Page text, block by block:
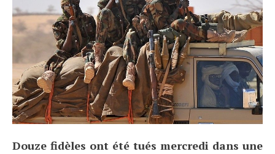
Douze fidèles ont été tués mercredi dans une